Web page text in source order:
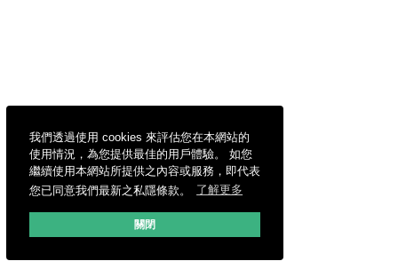
我們透過使用 cookies 來評估您在本網站的
使用情況，為您提供最佳的用戶體驗。 如您
繼續使用本網站所提供之內容或服務，即代表
您已同意我們最新之私隱條款。
了解更多
關閉